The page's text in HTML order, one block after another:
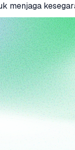
menjaga